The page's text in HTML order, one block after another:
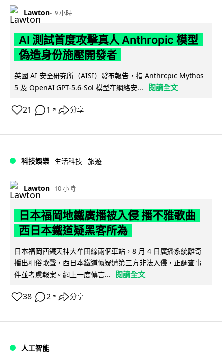
Lawton 9 小時
AI 測試首度攻擊真人 Anthropic 模型
偽造身份施壓開發者
英國 AI 安全研究所（AISI）發布報告，指 Anthropic Mythos
5 及 OpenAI GPT-5.6-Sol 模型在網絡安...
閱讀全文
21 1 ↗ 分享
科技娛樂 生活科技 旅遊
Lawton 10 小時
日本福岡地鐵廣播被入侵 播不雅歌曲
西日本鐵道疑黑客所為
日本福岡西鐵天神大牟田線兩個車站，8 月 4 日廣播系統離奇
播出粗俗歌聲，西日本鐵道懷疑遭第三方非法入侵，正調查事
件並考慮報案。網上一度傳言...
閱讀全文
38 2 ↗ 分享
人工智能